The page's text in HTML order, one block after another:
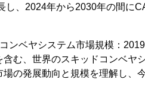
し、2024年から2030年の間に
ンベヤシステム市場規模：
む、世界のスキッドコンベヤ
の発展動向と規模を理解し、